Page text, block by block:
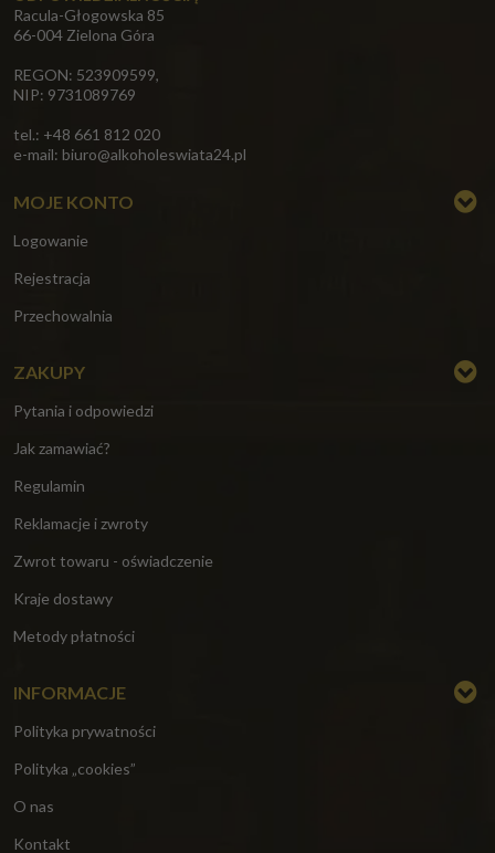
Racula-Głogowska 85
66-004 Zielona Góra
REGON: 523909599,
NIP: 9731089769
tel.: +48 661 812 020
e-mail: biuro@alkoholeswiata24.pl
MOJE KONTO
Logowanie
Rejestracja
Przechowalnia
ZAKUPY
Pytania i odpowiedzi
Jak zamawiać?
Regulamin
Reklamacje i zwroty
Zwrot towaru - oświadczenie
Kraje dostawy
Metody płatności
INFORMACJE
Polityka prywatności
Polityka „cookies”
O nas
Kontakt